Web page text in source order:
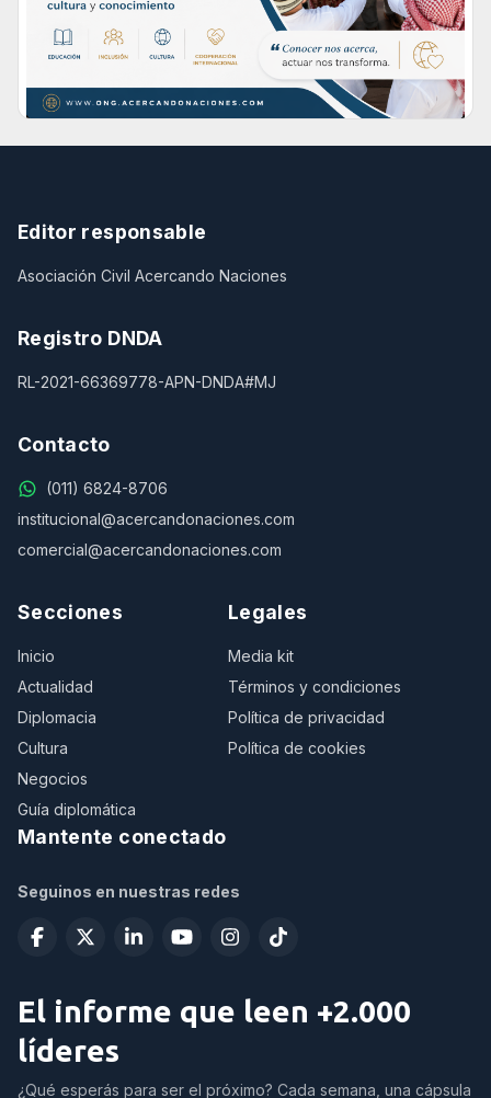
Editor responsable
Asociación Civil Acercando Naciones
Registro DNDA
RL-2021-66369778-APN-DNDA#MJ
Contacto
(011) 6824-8706
institucional@acercandonaciones.com
comercial@acercandonaciones.com
Secciones
Inicio
Actualidad
Diplomacia
Cultura
Negocios
Guía diplomática
Legales
Media kit
Términos y condiciones
Política de privacidad
Política de cookies
Mantente conectado
Seguinos en nuestras redes
El informe que leen +2.000
líderes
¿Qué esperás para ser el próximo? Cada semana, una cápsula